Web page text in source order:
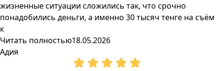
жизненные ситуации сложились так, что срочно
понадобились деньги, а именно 30 тысяч тенге на съём
к
Читать полностью18.05.2026
Адия